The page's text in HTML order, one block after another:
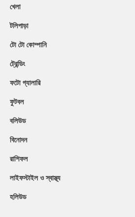
খেলা
টলিপাড়া
টো টো কোম্পানি
ট্রেন্ডিং
ফটো গ্যালারি
ফুটবল
বলিউড
বিনোদন
রাশিফল
লাইফস্টাইল ও স্বাস্থ্য
হলিউড